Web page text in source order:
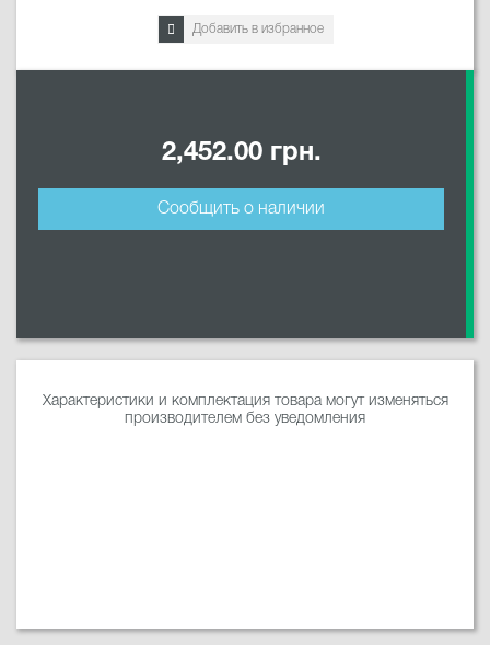
Добавить в избранное
2,452.00 грн.
Сообщить о наличии
Характеристики и комплектация товара могут изменяться
производителем без уведомления